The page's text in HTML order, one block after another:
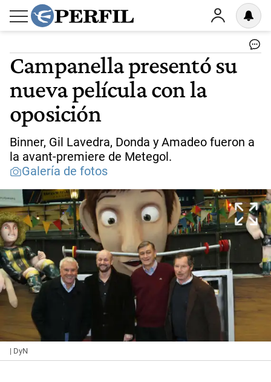
Campanella presentó su
nueva película con la
oposición
Binner, Gil Lavedra, Donda y Amadeo fueron a
la avant-premiere de Metegol.
Galería de fotos
| DyN